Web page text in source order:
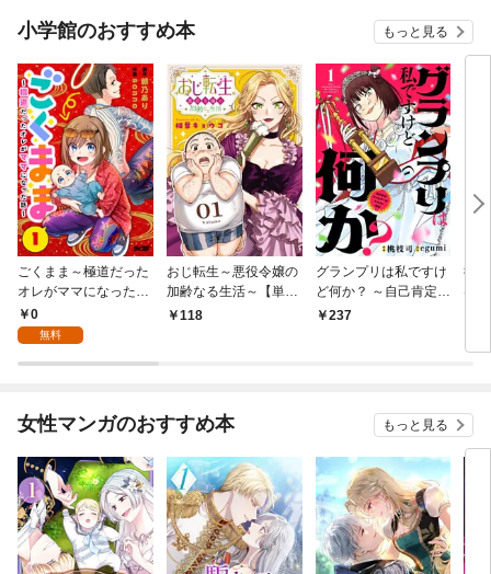
小学館のおすすめ本 もっと見る
ごくまま～極道だった
オレがママになった話
～【単話】（１）
0
無料
おじ転生～悪役令嬢の
加齢なる生活～【単
話】（１）
118
グランプリは私ですけ
ど何か？ ～自己肯定モ
ンスターのミスコン無
237
後
は
女性マンガのおすすめ本 もっと見る